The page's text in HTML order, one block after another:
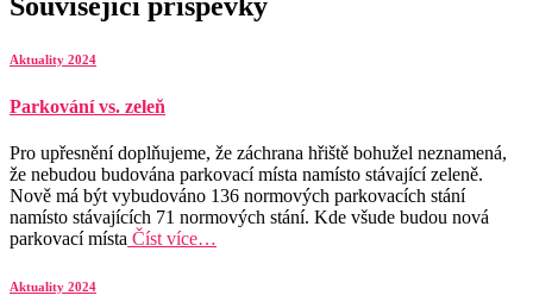
Aktuality 2024
Parkování vs. zeleň
Pro upřesnění doplňujeme, že záchrana hřiště bohužel neznamená,
že nebudou budována parkovací místa namísto stávající zeleně.
Nově má být vybudováno 136 normových parkovacích stání
namísto stávajících 71 normových stání. Kde všude budou nová
parkovací místa Číst více…
Aktuality 2024